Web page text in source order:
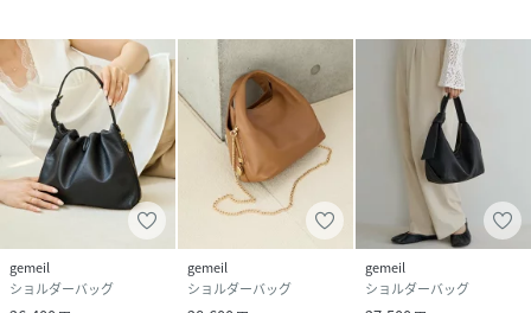
＜仕様＞
内装ポケット：オープンポケット×1
【注意事項】
・摩擦や使用状況により生地の繊維が出てくる可能性がござ
また、引っ掛かりや摩擦で繊維が切れた場合、復元すること
はできませんので、引っ掛かりにはご注意ください。
・本革部分は水濡れや摩擦により色落ちや洋服への色移りが
gemeil
ショルダーバッグ
gemeil
ショルダーバッグ
gemeil
ショルダーバッグ